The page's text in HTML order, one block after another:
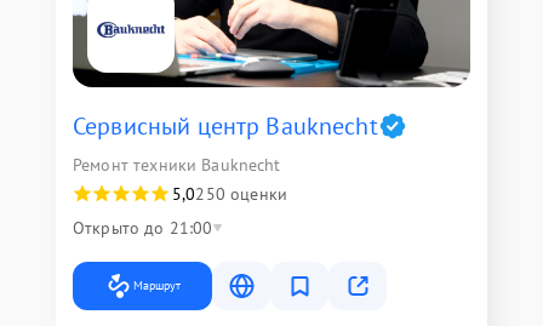
Сервисный центр Bauknecht
Ремонт техники Bauknecht
5,0250 оценки
Открыто до 21:00
Маршрут